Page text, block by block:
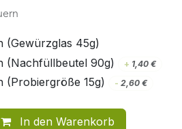
(Gewürzglas 45g)
(Nachfüllbeutel 90g)
+ 1,40€
(Probiergröße 15g) - 2,60€
In den Warenkorb